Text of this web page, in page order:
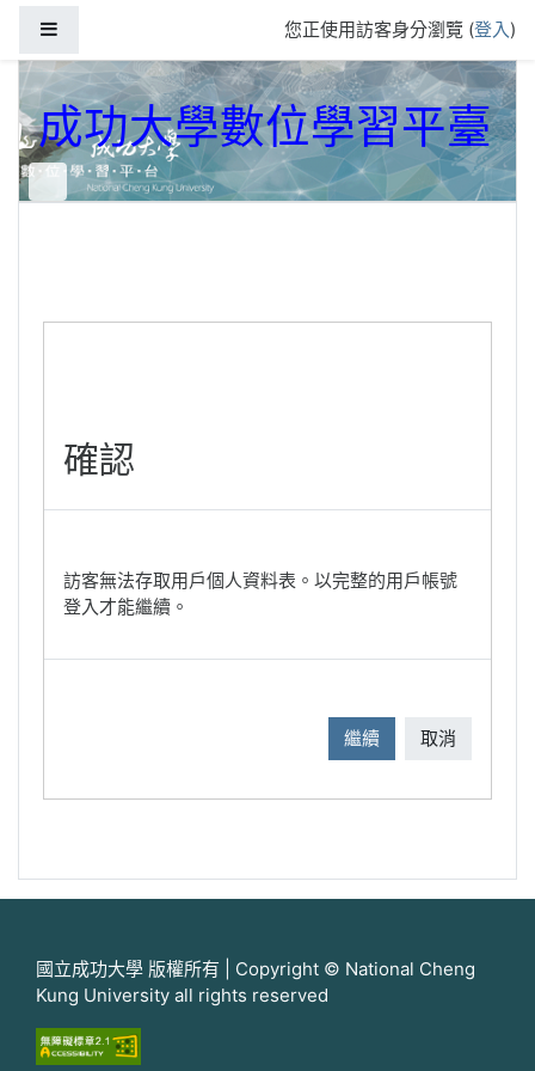
您正使用訪客身分瀏覽 (登入)
成功大學數位學習平臺
確認
訪客無法存取用戶個人資料表。以完整的用戶帳號
登入才能繼續。
繼續 取消
國立成功大學 版權所有 | Copyright © National Cheng
Kung University all rights reserved